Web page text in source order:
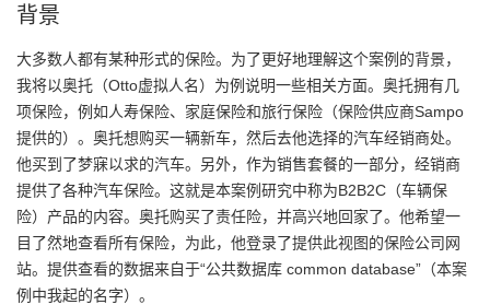
发
者
学
堂
我
的
我
Programs
的
支
持
我
的
技
我
的
背景
大多数人都有某种形式的保险。为了更好地理解这个案例的背景，
我将以奥托（Otto虚拟人名）为例说明一些相关方面。奥托拥有几
项保险，例如人寿保险、家庭保险和旅行保险（保险供应商Sampo
提供的）。奥托想购买一辆新车，然后去他选择的汽车经销商处。
他买到了梦寐以求的汽车。另外，作为销售套餐的一部分，经销商
提供了各种汽车保险。这就是本案例研究中称为B2B2C（车辆保
险）产品的内容。奥托购买了责任险，并高兴地回家了。他希望一
目了然地查看所有保险，为此，他登录了提供此视图的保险公司网
站。提供查看的数据来自于“公共数据库 common database”（本案
例中我起的名字）。